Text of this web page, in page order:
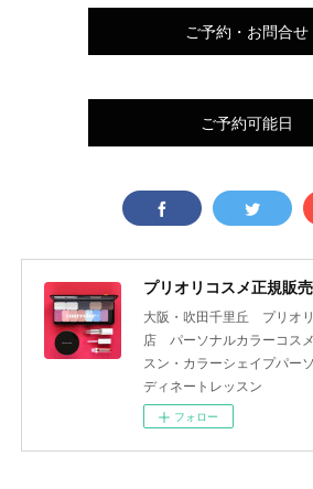
ご予約・お問合せ
ご予約可能日
大阪・吹田千里丘 プリオ
店 パーソナルカラーコス
スン・カラーシェイプパー
ディネートレッスン
フォロー